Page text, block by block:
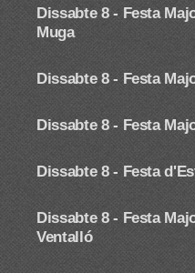
Dissabte 8 - Festa
Muga
Dissabte 8 - Festa
Dissabte 8 - Festa
Dissabte 8 - Festa
Dissabte 8 - Festa
Ventalló